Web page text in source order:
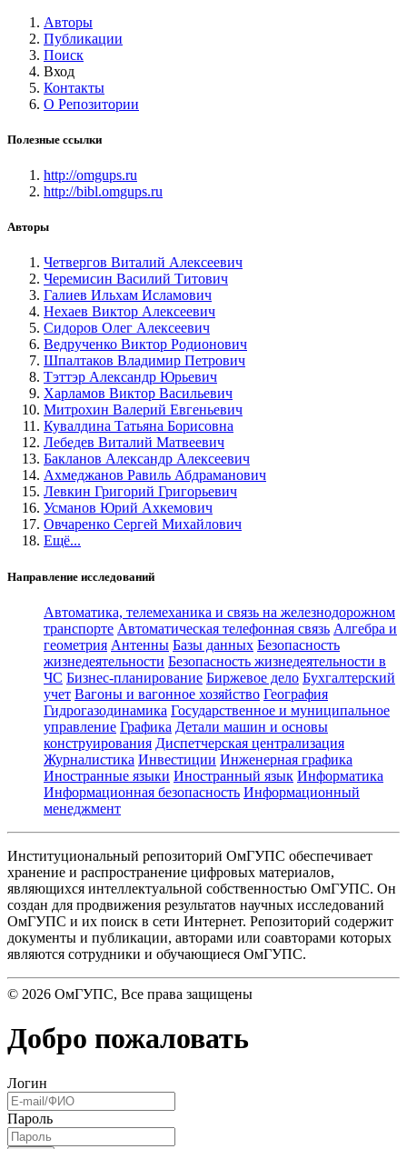
Авторы
Публикации
Поиск
Вход
Контакты
О Репозитории
Полезные ссылки
http://omgups.ru
http://bibl.omgups.ru
Авторы
Четвергов Виталий Алексеевич
Черемисин Василий Титович
Галиев Ильхам Исламович
Нехаев Виктор Алексеевич
Сидоров Олег Алексеевич
Ведрученко Виктор Родионович
Шпалтаков Владимир Петрович
Тэттэр Александр Юрьевич
Харламов Виктор Васильевич
Митрохин Валерий Евгеньевич
Кувалдина Татьяна Борисовна
Лебедев Виталий Матвеевич
Бакланов Александр Алексеевич
Ахмеджанов Равиль Абдраманович
Левкин Григорий Григорьевич
Усманов Юрий Ахкемович
Овчаренко Сергей Михайлович
Ещё...
Направление исследований
Автоматика, телемеханика и связь на железнодорожном
транспорте Автоматическая телефонная связь Алгебра и
геометрия Антенны Базы данных Безопасность
жизнедеятельности Безопасность жизнедеятельности в
ЧС Бизнес-планирование Биржевое дело Бухгалтерский
учет Вагоны и вагонное хозяйство География
Гидрогазодинамика Государственное и муниципальное
управление Графика Детали машин и основы
конструирования Диспетчерская централизация
Журналистика Инвестиции Инженерная графика
Иностранные языки Иностранный язык Информатика
Информационная безопасность Информационный
менеджмент
Институциональный репозиторий ОмГУПС обеспечивает
хранение и распространение цифровых материалов,
являющихся интеллектуальной собственностью ОмГУПС. Он
создан для продвижения результатов научных исследований
ОмГУПС и их поиск в сети Интернет. Репозиторий содержит
документы и публикации, авторами или соавторами которых
являются сотрудники и обучающиеся ОмГУПС.
© 2026 ОмГУПС, Все права защищены
Добро пожаловать
Логин
Пароль